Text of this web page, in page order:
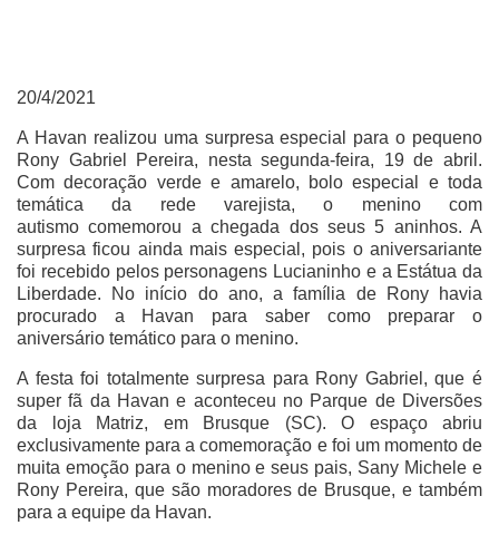
20/4/2021
A Havan realizou uma surpresa especial para o pequeno
Rony Gabriel Pereira, nesta segunda-feira, 19 de abril.
Com decoração verde e amarelo, bolo especial e toda
temática da rede varejista, o menino com
autismo comemorou a chegada dos seus 5 aninhos. A
surpresa ficou ainda mais especial, pois o aniversariante
foi recebido pelos personagens Lucianinho e a Estátua da
Liberdade. No início do ano, a família de Rony havia
procurado a Havan para saber como preparar o
aniversário temático para o menino.
A festa foi totalmente surpresa para Rony Gabriel, que é
super fã da Havan e aconteceu no Parque de Diversões
da loja Matriz, em Brusque (SC). O espaço abriu
exclusivamente para a comemoração e foi um momento de
muita emoção para o menino e seus pais, Sany Michele e
Rony Pereira, que são moradores de Brusque, e também
para a equipe da Havan.